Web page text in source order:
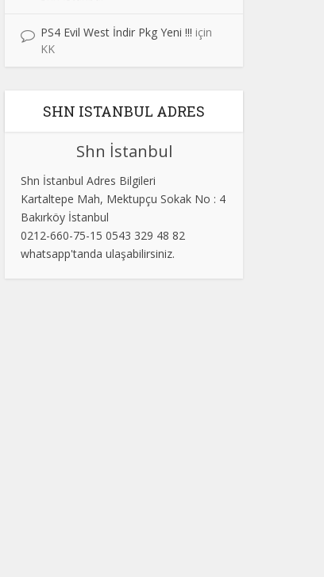
PS4 Evil West İndir Pkg Yeni !!! için
KK
SHN ISTANBUL ADRES
Shn İstanbul
Shn İstanbul Adres Bilgileri
Kartaltepe Mah, Mektupçu Sokak No : 4
Bakırköy İstanbul
0212-660-75-15 0543 329 48 82
whatsapp'tanda ulaşabilirsiniz.